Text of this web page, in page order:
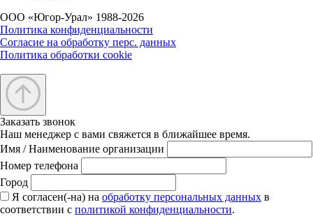
ООО «Югор-Урал» 1988-2026
Политика конфиденциальности
Согласие на обработку перс. данных
Политика обработки cookie
Заказать звонок
Наш менеджер с вами свяжется в ближайшее время.
Имя / Наименование организации
Номер телефона
Город
Я согласен(-на) на обработку персональных данных в
соответствии с политикой конфиденциальности.